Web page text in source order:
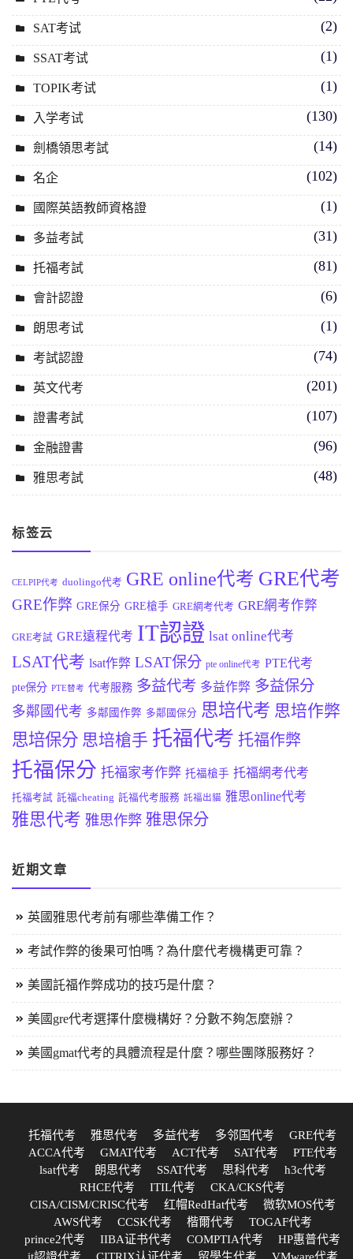
SAT考试 (2)
SSAT考试 (1)
TOPIK考试 (1)
入学考试 (130)
劍橋領思考試 (14)
名企 (102)
國際英語教師資格證 (1)
多益考試 (31)
托福考試 (81)
會計認證 (6)
朗思考试 (1)
考試認證 (74)
英文代考 (201)
證書考試 (107)
金融證書 (96)
雅思考試 (48)
标签云
CELPIP代考 duolingo代考 GRE online代考 GRE代考
GRE作弊 GRE保分 GRE槍手 GRE網考代考 GRE網考作弊
GRE考試 GRE遠程代考 IT認證 lsat online代考
LSAT代考 lsat作弊 LSAT保分 pte online代考 PTE代考
pte保分 PTE替考 代考服務 多益代考 多益作弊 多益保分
多鄰國代考 多鄰國作弊 多鄰國保分 思培代考 思培作弊
思培保分 思培槍手 托福代考 托福作弊
托福保分 托福家考作弊 托福槍手 托福網考代考
托福考試 託福cheating 託福代考服務 託福出貓 雅思online代考
雅思代考 雅思作弊 雅思保分
近期文章
英國雅思代考前有哪些準備工作？
考試作弊的後果可怕嗎？為什麼代考機構更可靠？
美國託福作弊成功的技巧是什麼？
美國gre代考選擇什麼機構好？分數不夠怎麼辦？
美國gmat代考的具體流程是什麼？哪些團隊服務好？
托福代考 雅思代考 多益代考 多邻国代考
GRE代考
ACCA代考
GMAT代考 ACT代考 SAT代考
PTE代考
lsat代考
朗思代考 SSAT代考 思科代考
h3c代考
RHCE代考
ITIL代考
CKA/CKS代考
CISA/CISM/CRISC代考
红帽RedHat代考
微软MOS代考
AWS代考
CCSK代考 楷爾代考
TOGAF代考
prince2代考
IIBA证书代考 COMPTIA代考
HP惠普代考
it認證代考
CITRIX认证代考 留學生代考
VMware代考